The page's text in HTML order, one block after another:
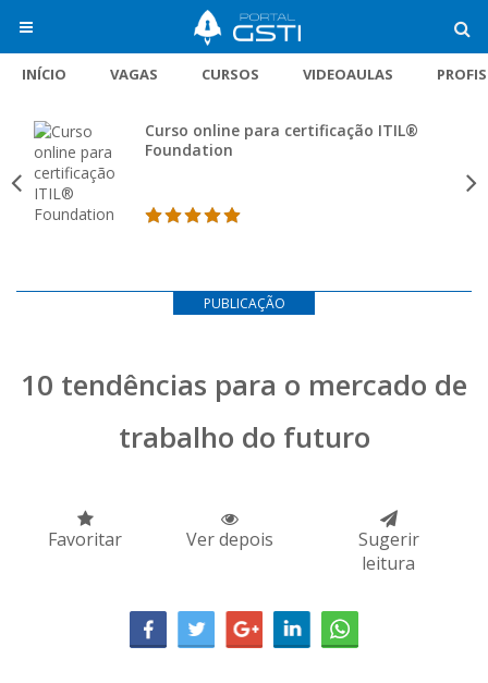
INÍCIO VAGAS CURSOS VIDEOAULAS
Curso online para certificação ITIL®
Foundation
PUBLICAÇÃO
10 tendências para o mercado de
trabalho do futuro
Favoritar Ver depois
Sugerir
leitura